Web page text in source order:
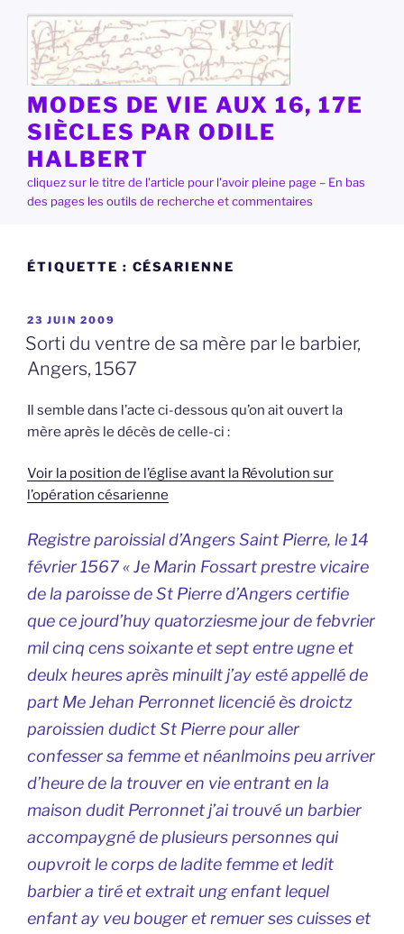
contenu
principal
MODES DE VIE AUX 16, 17E
SIÈCLES PAR ODILE
HALBERT
cliquez sur le titre de l'article pour l'avoir pleine page – En bas
des pages les outils de recherche et commentaires
ÉTIQUETTE : CÉSARIENNE
PUBLIÉ
LE
23 JUIN 2009
Sorti du ventre de sa mère par le barbier,
Angers, 1567
Il semble dans l’acte ci-dessous qu’on ait ouvert la
mère après le décès de celle-ci :
Voir la position de l’église avant la Révolution sur
l’opération césarienne
Registre paroissial d’Angers Saint Pierre, le 14
février 1567 « Je Marin Fossart prestre vicaire
de la paroisse de St Pierre d’Angers certifie
que ce jourd’huy quatorziesme jour de febvrier
mil cinq cens soixante et sept entre ugne et
deulx heures après minuilt j’ay esté appellé de
part Me Jehan Perronnet licencié ès droictz
paroissien dudict St Pierre pour aller
confesser sa femme et néanlmoins peu arriver
d’heure de la trouver en vie entrant en la
maison dudit Perronnet j’ai trouvé un barbier
accompaygné de plusieurs personnes qui
oupvroit le corps de ladite femme et ledit
barbier a tiré et extrait ung enfant lequel
enfant ay veu bouger et remuer ses cuisses et